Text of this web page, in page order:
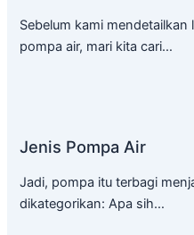
Sebelum kami
pompa air, mari kita cari…
Jenis Pompa Air
Jadi, pompa itu terbagi
dikategorikan: Apa sih…